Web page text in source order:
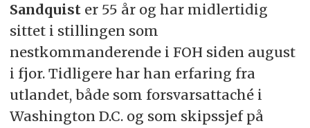
Sandquister 55 år og har midlertidig
sittet i stillingen som
nestkommanderende i FOH siden august
i fjor. Tidligere har han erfaring fra
utlandet, både som forsvarsattaché i
Washington D.C. og som skipssjef på